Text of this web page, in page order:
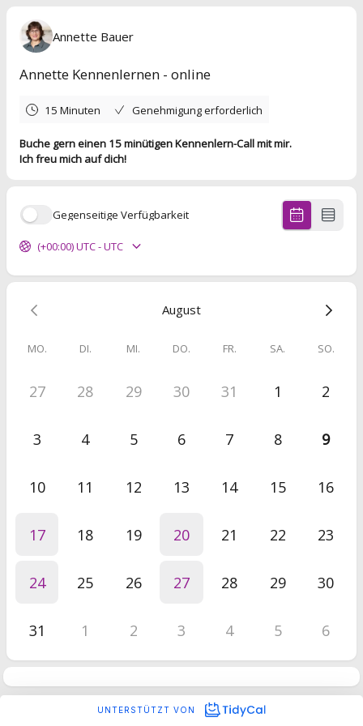
Annette Bauer
Annette Kennenlernen - online
15 Minuten Genehmigung erforderlich
Buche gern einen 15 minütigen Kennenlern-Call mit mir.
Ich freu mich auf dich!
Gegenseitige Verfügbarkeit
(+00:00) UTC - UTC
August
MO. DI. MI. DO. FR. SA. SO.
27 28 29 30 31 1 2
3 4 5 6 7 8 9
10 11 12 13 14 15 16
17 18 19 20 21 22 23
24 25 26 27 28 29 30
31 1 2 3 4 5 6
UNTERSTÜTZT VON